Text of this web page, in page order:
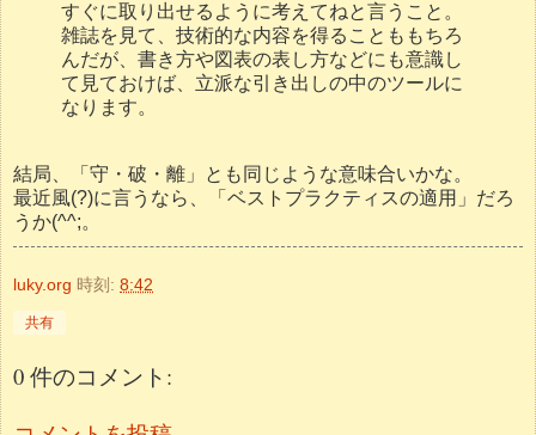
すぐに取り出せるように考えてねと言うこと。
雑誌を見て、技術的な内容を得ることももちろ
んだが、書き方や図表の表し方などにも意識し
て見ておけば、立派な引き出しの中のツールに
なります。
結局、「守・破・離」とも同じような意味合いかな。
最近風(?)に言うなら、「ベストプラクティスの適用」だろ
うか(^^;。
luky.org 時刻: 8:42
共有
0 件のコメント: